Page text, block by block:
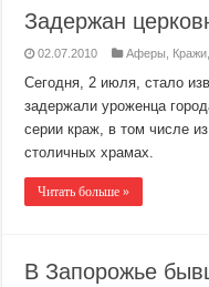
Задержан
02.07.2010 Аферы Кражи
Сегодня, 2 июля, стало
задержали уроженца
серии краж, в том числе
столичных храмах.
Читать больше »
В Запорожье